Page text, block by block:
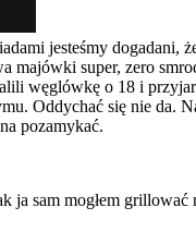
jesteśmy dogadani,
majówki super, zero
węglówkę o 18 i
Oddychać się nie da.
pozamykać.
ja sam mogłem grillować